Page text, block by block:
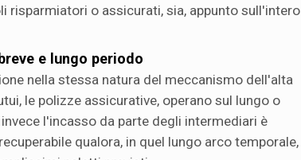
risparmiatori o assicurati, sia, appunto sull'intero
e lungo periodo
nella stessa natura del meccanismo dell'alta
le polizze assicurative, operano sul lungo o
l'incasso da parte degli intermediari è
qualora, in quel lungo arco temporale,